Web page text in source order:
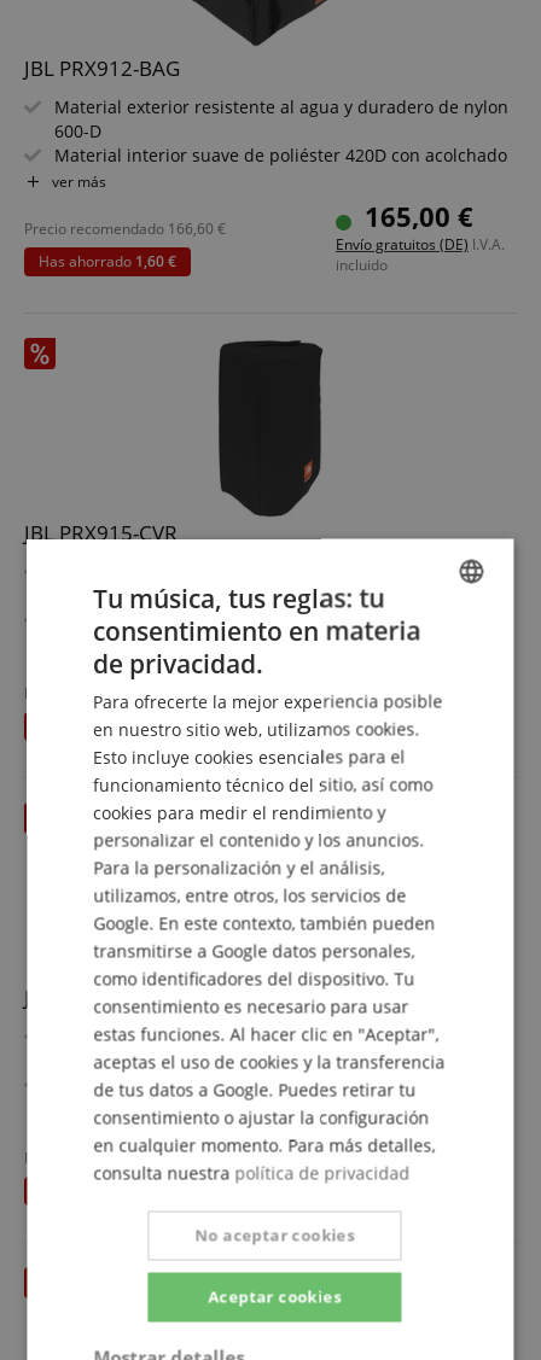
JBL PRX912-BAG
Material exterior resistente al agua y duradero de nylon
600-D
Material interior suave de poliéster 420D con acolchado
protector
Abertura para asa en la parte superior con cierre de
solapa de cierre de contacto
Sistema de doble cremallera robusto y perimetral
Pies de goma en la parte inferior
ver más
165,00 €
Envío gratuitos (DE) I.V.A.
incluido
Precio recomendado 166,60 €
Has ahorrado 1,60 €
JBL PRX915-CVR
Material exterior resistente y repelente al agua de nylon
600-D
Material interior suave de poliéster 210D con acolchado
protector
Abertura en el asa superior con cierre de contacto
Logo JBL impreso
ver más
Envío gratuitos (DE)
incluido
Precio recomendado 82,11
€
Has ahorrado3,11 €
JBL IRX 112 BT - Retoure (Zustand: gut)
12" PA-Lautsprecher mit Bluetooth, Feedbackkiller &
Ducking
Überzeugender Klang & druckvoller JBL Sound bei
kompakten Abmessungen
Stereo Bluetooth 5.0 Audio-Streaming für Musikgenuss
von Smartphones/Tabletts
dbx AFS Feedbackkiller zur automatischen Vermeidung
von Rückkopplungen
DSP mit 4 EQ-Einstellungen für passenden Sound bei
jeder Anwendung
Ducking-Funktion senkt Musik bei jeder Durchsage
7 Jahre Garantie von JBL!
ver más
330,00 €
Envío gratuitos (DE)
Precio nuevo 415€
ENGLISH
ITALIAN
SPANISH
Tu música, tus reglas: tu
consentimiento en materia
de privacidad.
Para ofrecerte la mejor experiencia posible
en nuestro sitio web, utilizamos cookies.
Esto incluye cookies esenciales para el
funcionamiento técnico del sitio, así como
cookies para medir el rendimiento y
personalizar el contenido y los anuncios.
Para la personalización y el análisis,
utilizamos, entre otros, los servicios de
Google. En este contexto, también pueden
transmitirse a Google datos personales,
como identificadores del dispositivo. Tu
consentimiento es necesario para usar
estas funciones. Al hacer clic en "Aceptar",
aceptas el uso de cookies y la transferencia
de tus datos a Google. Puedes retirar tu
consentimiento o ajustar la configuración
en cualquier momento. Para más detalles,
consulta nuestra política de privacidad
Aceptar cookies
No aceptar cookies